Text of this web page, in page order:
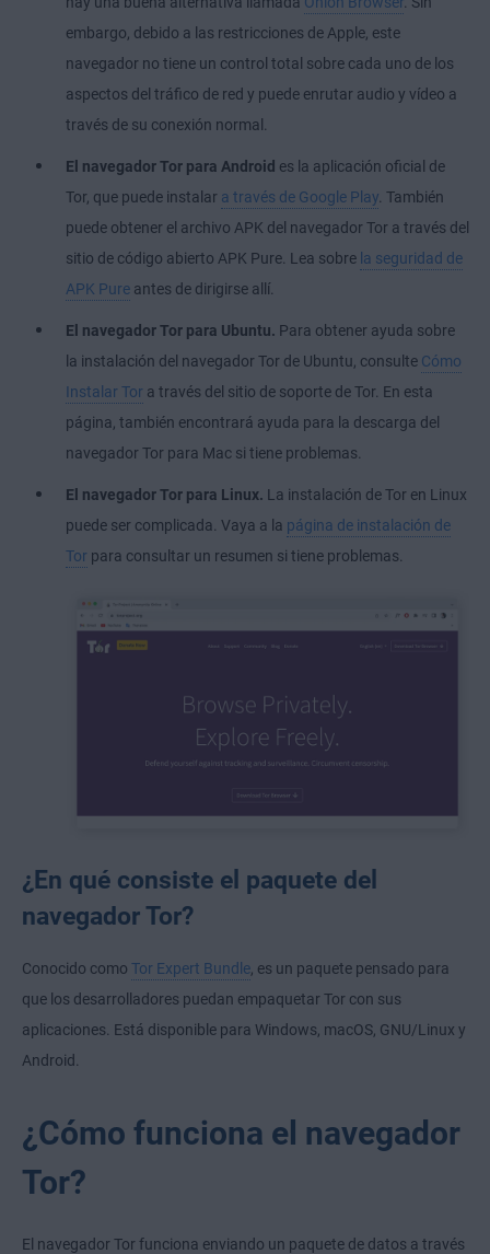
embargo, debido a las restricciones de Apple, este
navegador no tiene un control total sobre cada uno de los
aspectos del tráfico de red y puede enrutar audio y vídeo a
través de su conexión normal.
El navegador Tor para Android es la aplicación oficial de
Tor, que puede instalar a través de Google Play. También
puede obtener el archivo APK del navegador Tor a través del
sitio de código abierto APK Pure. Lea sobre la seguridad de
APK Pure antes de dirigirse allí.
El navegador Tor para Ubuntu. Para obtener ayuda sobre
la instalación del navegador Tor de Ubuntu, consulte Cómo
Instalar Tor a través del sitio de soporte de Tor. En esta
página, también encontrará ayuda para la descarga del
navegador Tor para Mac si tiene problemas.
El navegador Tor para Linux. La instalación de Tor en Linux
puede ser complicada. Vaya a la página de instalación de
Tor para consultar un resumen si tiene problemas.
¿En qué consiste el paquete del
navegador Tor?
Conocido como Tor Expert Bundle , es un paquete pensado para
que los desarrolladores puedan empaquetar Tor con sus
aplicaciones. Está disponible para Windows, macOS, GNU/Linux y
Android.
¿Cómo funciona el navegador
Tor?
El navegador Tor funciona enviando un paquete de datos a través